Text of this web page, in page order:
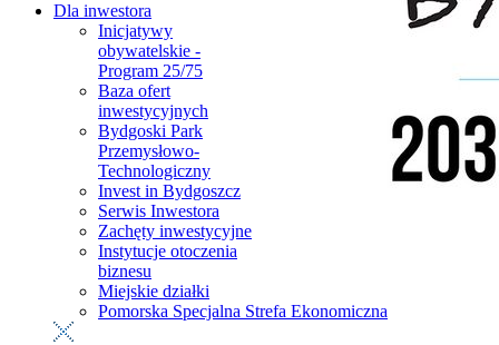
Dla inwestora
Inicjatywy
obywatelskie -
Program 25/75
Baza ofert
inwestycyjnych
Bydgoski Park
Przemysłowo-
Technologiczny
Invest in Bydgoszcz
Serwis Inwestora
Zachęty inwestycyjne
Instytucje otoczenia
biznesu
Miejskie działki
Pomorska Specjalna Strefa Ekonomiczna